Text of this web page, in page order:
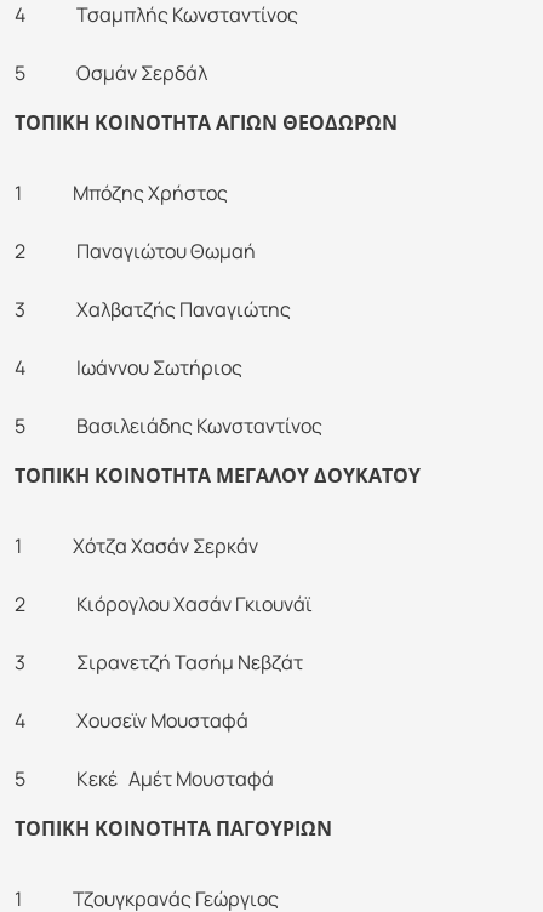
4 Τσαμπλής Κωνσταντίνος
5 Οσμάν Σερδάλ
ΤΟΠΙΚΗ ΚΟΙΝΟΤΗΤΑ ΑΓΙΩΝ ΘΕΟΔΩΡΩΝ
1 Μπόζης Χρήστος
2 Παναγιώτου Θωμαή
3 Χαλβατζής Παναγιώτης
4 Ιωάννου Σωτήριος
5 Βασιλειάδης Κωνσταντίνος
ΤΟΠΙΚΗ ΚΟΙΝΟΤΗΤΑ ΜΕΓΑΛΟΥ ΔΟΥΚΑΤΟΥ
1 Χότζα Χασάν Σερκάν
2 Κιόρογλου Χασάν Γκιουνάϊ
3 Σιρανετζή Τασήμ Νεβζάτ
4 Χουσεϊν Μουσταφά
5 Κεκέ Αμέτ Μουσταφά
ΤΟΠΙΚΗ ΚΟΙΝΟΤΗΤΑ ΠΑΓΟΥΡΙΩΝ
1 Τζουγκρανάς Γεώργιος